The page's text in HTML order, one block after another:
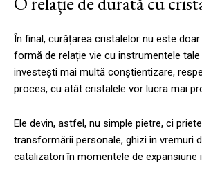
În final, curățarea cristalelor nu este
formă de relație vie cu instrumentele
investești mai multă conștientizare,
proces, cu atât cristalele vor lucra mai
Ele devin, astfel, nu simple pietre, ci
transformării personale, ghizi în vremuri
catalizatori în momentele de expansiune